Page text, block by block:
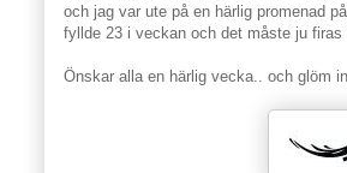
och jag var ute på en härlig promenad
fyllde 23 i veckan och det måste ju firas
Önskar alla en härlig vecka.. och glöm